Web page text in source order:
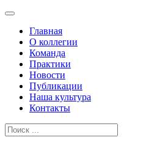
Главная
О коллегии
Команда
Практики
Новости
Публикации
Наша культура
Контакты